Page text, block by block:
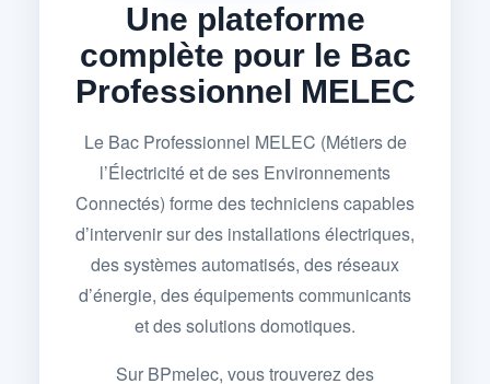
Une plateforme
complète pour le Bac
Professionnel MELEC
Le Bac Professionnel MELEC (Métiers de
l’Électricité et de ses Environnements
Connectés) forme des techniciens capables
d’intervenir sur des installations électriques,
des systèmes automatisés, des réseaux
d’énergie, des équipements communicants
et des solutions domotiques.
Sur BPmelec, vous trouverez des